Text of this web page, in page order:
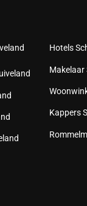
Hotels
Makelaar
Kappers